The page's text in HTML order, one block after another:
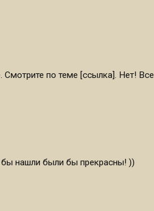
по теме [ссылка]. Нет! Все
бы нашли были бы прекрасны! ))